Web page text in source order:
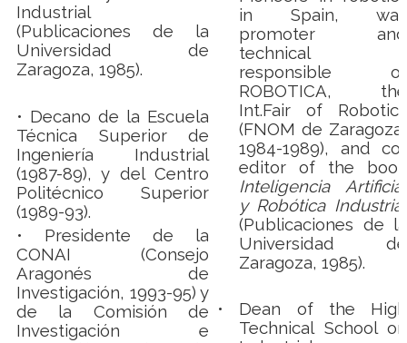
Industrial
(Publicaciones de la
Universidad de
Zaragoza, 1985).
• Decano de la Escuela
Técnica Superior de
Ingeniería Industrial
(1987-89), y del Centro
Politécnico Superior
(1989-93).
• Presidente de la
CONAI (Consejo
Aragonés de
Investigación, 1993-95) y
de la Comisión de
Investigación e
in Spain, was
promoter and
technical
responsible of
ROBOTICA, the
Int.Fair of Robotics
(FNOM de Zaragoza,
1984-1989), and co-
editor of the book
Inteligencia Artificial
y Robótica Industrial
(Publicaciones de la
Universidad de
Zaragoza, 1985).
• Dean of the High
Technical School on